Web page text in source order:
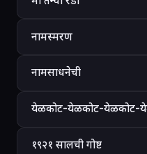
नामस्मरण
नामसाधनेची
येळकोट-येळकोट-येळकोट-
१९२१ सालची गोष्ट